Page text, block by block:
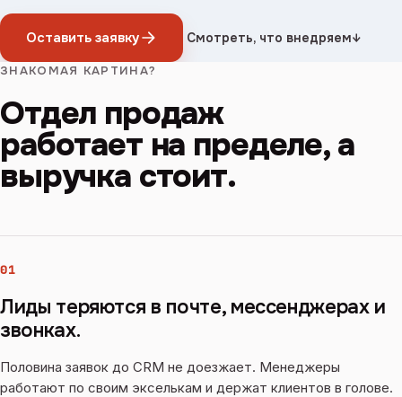
Оставить заявку Смотреть, что внедряем↓
ЗНАКОМАЯ КАРТИНА?
Отдел продаж
работает на пределе, а
выручка стоит.
01
Лиды теряются в почте, мессенджерах и
звонках.
Половина заявок до CRM не доезжает. Менеджеры
работают по своим экселькам и держат клиентов в голове.